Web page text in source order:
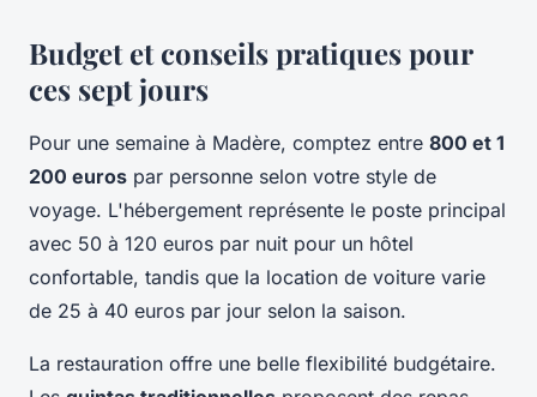
Budget et conseils pratiques pour
ces sept jours
Pour une semaine à Madère, comptez entre 800 et 1
200 euros par personne selon votre style de
voyage. L'hébergement représente le poste principal
avec 50 à 120 euros par nuit pour un hôtel
confortable, tandis que la location de voiture varie
de 25 à 40 euros par jour selon la saison.
La restauration offre une belle flexibilité budgétaire.